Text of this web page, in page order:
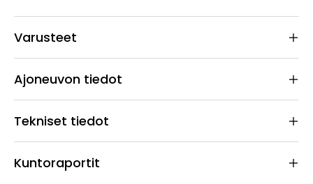
Varusteet
Ajoneuvon tiedot
Tekniset tiedot
Kuntoraportit